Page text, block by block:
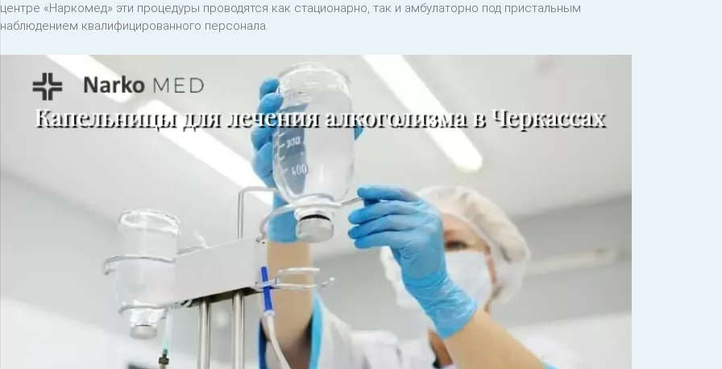
центре «Наркомед» эти процедуры проводятся как стационарно, так и амбулаторно под пристальным
наблюдением квалифицированного персонала.